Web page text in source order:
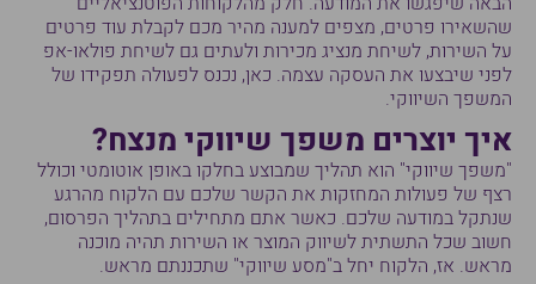
שהשאירו פרטים, מצפים למענה מהיר מכם לקבלת עוד פרטים
על השירות, לשיחת מנציג מכירות ולעתים גם לשיחת פולאו-אפ
לפני שיבצעו את העסקה עצמה. כאן, נכנס לפעולה תפקידו של
המשפך השיווקי.
איך יוצרים משפך שיווקי מנצח?
"משפך שיווקי" הוא תהליך שמבוצע בחלקו באופן אוטומטי וכולל
רצף של פעולות המחזקות את הקשר שלכם עם הלקוח מהרגע
שנתקל במודעה שלכם. כאשר אתם מתחילים בתהליך הפרסום,
חשוב שכל התשתית לשיווק המוצר או השירות תהיה מוכנה
מראש. אז, הלקוח יחל ב"מסע שיווקי" שתכננתם מראש.